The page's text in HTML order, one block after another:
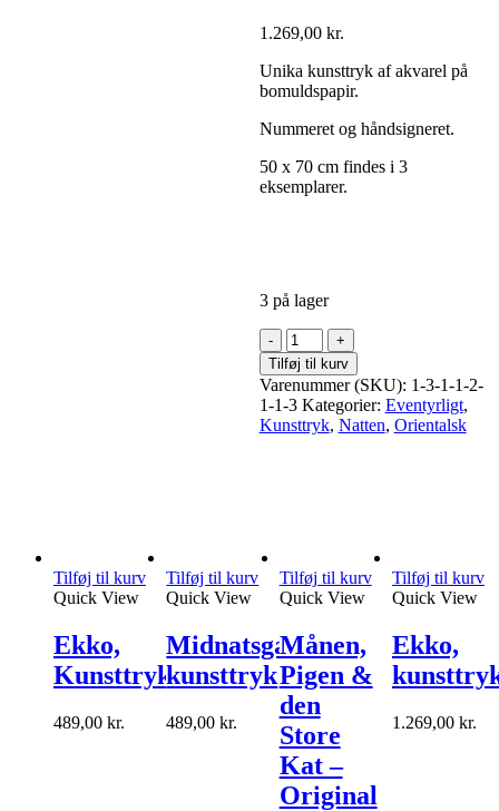
1.269,00 kr.
Unika kunsttryk af akvarel på
bomuldspapir.
Nummeret og håndsigneret.
50 x 70 cm findes i 3
eksemplarer.
3 på lager
Midnatsgæsten,
kunsttryk
antal
Tilføj til kurv
Varenummer (SKU): 1-3-1-1-2-
1-1-3 Kategorier: Eventyrligt,
Kunsttryk, Natten, Orientalsk
Tilføj til kurv
Quick View
Ekko,
Kunsttryk
489,00 kr.
Tilføj til kurv
Quick View
Midnatsgæsten,
kunsttryk
489,00kr.
Tilføj til kurv
Quick View
Månen,
Pigen &
den
Store
Kat –
Original
Tilføj til kurv
Quick View
Ekko,
1.269,00 kr.